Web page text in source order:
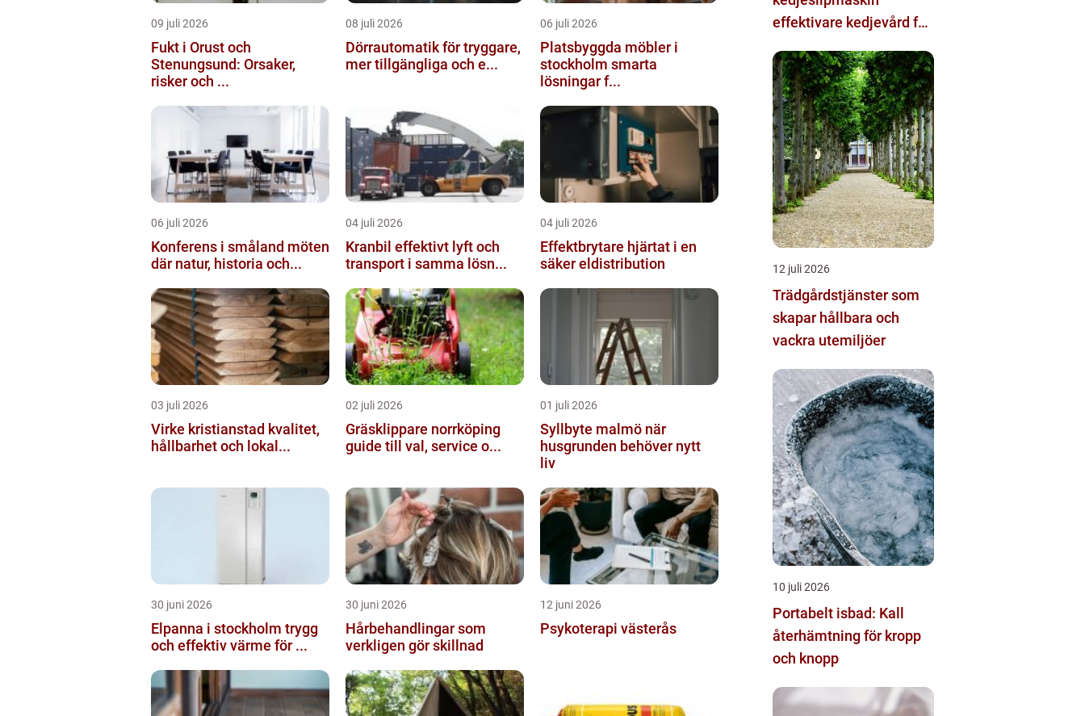
09 juli 2026
Fukt i Orust och
Stenungsund: Orsaker,
risker och ...
08 juli 2026
Dörrautomatik för tryggare,
mer tillgängliga och e...
06 juli 2026
Platsbyggda möbler i
stockholm smarta
lösningar f...
06 juli 2026
Konferens i småland möten
där natur, historia och...
04 juli 2026
Kranbil effektivt lyft och
transport i samma lösn...
04 juli 2026
Effektbrytare hjärtat i en
säker eldistribution
03 juli 2026
Virke kristianstad kvalitet,
hållbarhet och lokal...
02 juli 2026
Gräsklippare norrköping
guide till val, service o...
01 juli 2026
Syllbyte malmö när
husgrunden behöver nytt
liv
30 juni 2026
Elpanna i stockholm trygg
och effektiv värme för ...
30 juni 2026
Hårbehandlingar som
verkligen gör skillnad
12 juni 2026
Psykoterapi västerås
effektivare kedjevård för
12 juli 2026
Trädgårdstjänster som
skapar hållbara och
vackra utemiljöer
10 juli 2026
Portabelt isbad: Kall
återhämtning för kropp
och knopp